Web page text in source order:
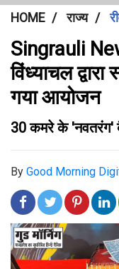
HOME राज्य
Singrauli
विंध्याचल
गया आयोजन
30 कमरे के
By Good Morning